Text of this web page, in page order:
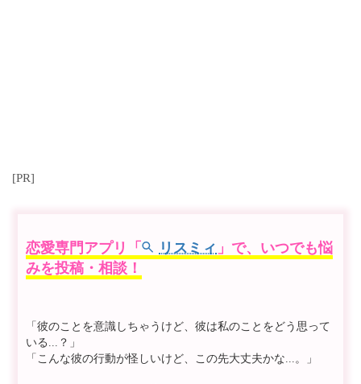
[PR]
恋愛専門アプリ「 リスミィ 」で、いつでも悩
みを投稿・相談！
「彼のことを意識しちゃうけど、彼は私のことをどう思って
いる...？」
「こんな彼の行動が怪しいけど、この先大丈夫かな...。」